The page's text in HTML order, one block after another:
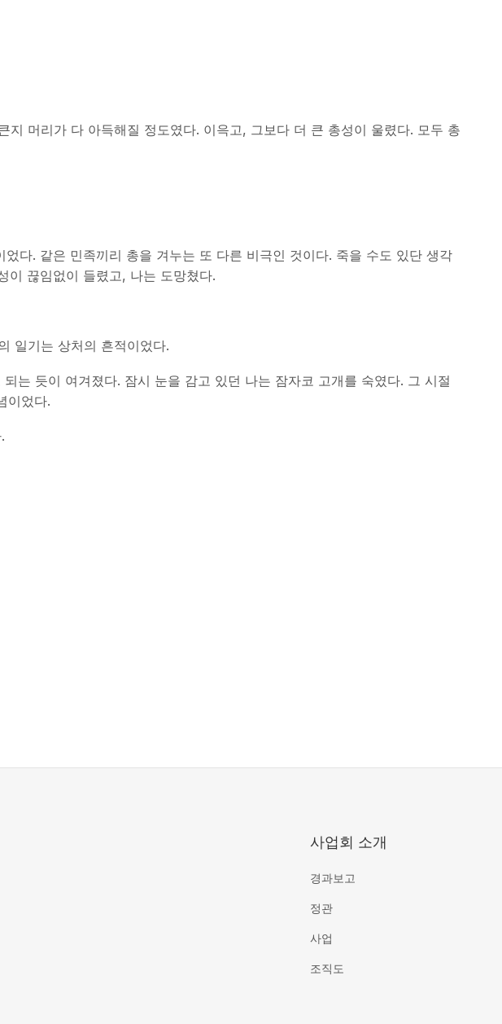
머리가 다 아득해질 정도였다. 이윽고, 그보다 더 큰 총성이 울렸다. 모두 총
다. 같은 민족끼리 총을 겨누는 또 다른 비극인 것이다. 죽을 수도 있단 생각
이 끊임없이 들렸고, 나는 도망쳤다.
일기는 상처의 흔적이었다.
는 듯이 여겨졌다. 잠시 눈을 감고 있던 나는 잠자코 고개를 숙였다. 그 시절
이었다.
사업회 소개
경과보고
정관
사업
조직도